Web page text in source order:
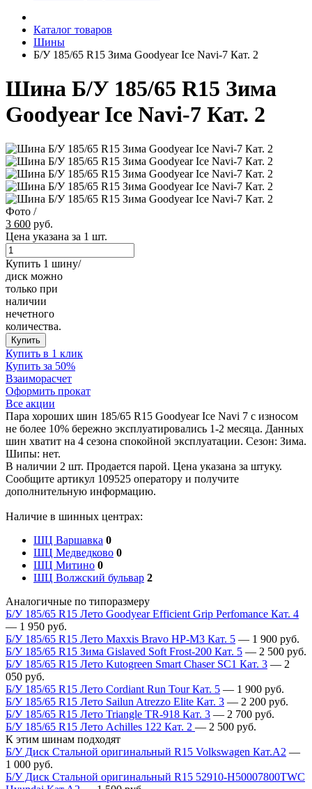
Каталог товаров
Шины
Б/У 185/65 R15 Зима Goodyear Ice Navi-7 Кат. 2
Шина Б/У 185/65 R15 Зима
Goodyear Ice Navi-7 Кат. 2
Фото /
3 600 руб.
Цена указана за 1 шт.
Купить 1 шину/
диск можно
только при
наличии
нечетного
количества.
Купить
Купить в 1 клик
Купить за 50%
Взаиморасчет
Оформить прокат
Все акции
Пара хороших шин 185/65 R15 Goodyear Ice Navi 7 с износом
не более 10% бережно эксплуатировались 1-2 месяца. Данных
шин хватит на 4 сезона спокойной эксплуатации. Сезон: Зима.
Шипы: нет.
В наличии 2 шт. Продается парой. Цена указана за штуку.
Сообщите артикул 109525 оператору и получите
дополнительную информацию.
Наличие в шинных центрах:
ШЦ Варшавка 0
ШЦ Медведково 0
ШЦ Митино 0
ШЦ Волжский бульвар 2
Аналогичные по типоразмеру
Б/У 185/65 R15 Лето Goodyear Efficient Grip Perfomance Кат. 4
— 1 950 руб.
Б/У 185/65 R15 Лето Maxxis Bravo HP-M3 Кат. 5 — 1 900 руб.
Б/У 185/65 R15 Зима Gislaved Soft Frost-200 Кат. 5 — 2 500 руб.
Б/У 185/65 R15 Лето Kutogreen Smart Chaser SC1 Кат. 3 — 2
050 руб.
Б/У 185/65 R15 Лето Cordiant Run Tour Кат. 5 — 1 900 руб.
Б/У 185/65 R15 Лето Sailun Atrezzo Elite Кат. 3 — 2 200 руб.
Б/У 185/65 R15 Лето Triangle TR-918 Кат. 3 — 2 700 руб.
Б/У 185/65 R15 Лето Achilles 122 Кат. 2 — 2 500 руб.
К этим шинам подходят
Б/У Диск Стальной оригинальный R15 Volkswagen Кат.А2 —
1 000 руб.
Б/У Диск Стальной оригинальный R15 52910-H50007800TWC